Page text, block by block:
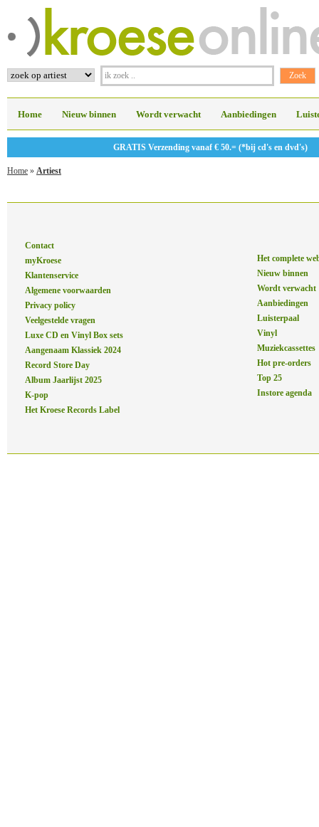
Home Nieuw binnen Wordt verwacht Aanbiedingen
GRATIS Verzending vanaf € 50.= (*bij cd's en dvd's)
Home » Artiest
Contact
myKroese
Klantenservice
Algemene voorwaarden
Privacy policy
Veelgestelde vragen
Luxe CD en Vinyl Box sets
Aangenaam Klassiek 2024
Record Store Day
Album Jaarlijst 2025
K-pop
Het Kroese Records Label
Het complete
Nieuw binnen
Wordt verwacht
Aanbiedingen
Luisterpaal
Vinyl
Muziekcassettes
Hot pre-orders
Top 25
Instore agenda